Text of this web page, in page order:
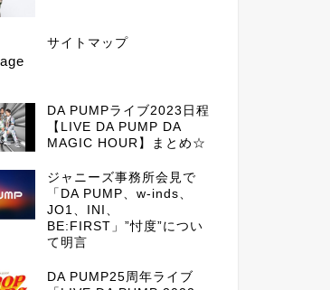
サイトマップ
DA PUMPライブ2023日程
【LIVE DA PUMP DA
MAGIC HOUR】まとめ☆
ジャニーズ事務所会見で
「DA PUMP、w-inds、
JO1、INI、
BE:FIRST」”忖度”につい
て明言
DA PUMP25周年ライブ